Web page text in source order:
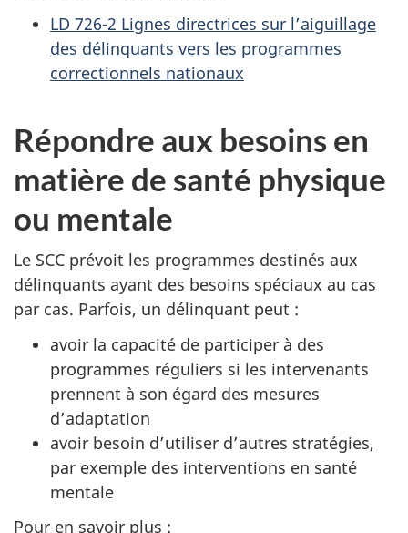
LD 726-2 Lignes directrices sur l’aiguillage
des délinquants vers les programmes
correctionnels nationaux
Répondre aux besoins en
matière de santé physique
ou mentale
Le SCC prévoit les programmes destinés aux
délinquants ayant des besoins spéciaux au cas
par cas. Parfois, un délinquant peut :
avoir la capacité de participer à des
programmes réguliers si les intervenants
prennent à son égard des mesures
d’adaptation
avoir besoin d’utiliser d’autres stratégies,
par exemple des interventions en santé
mentale
Pour en savoir plus :